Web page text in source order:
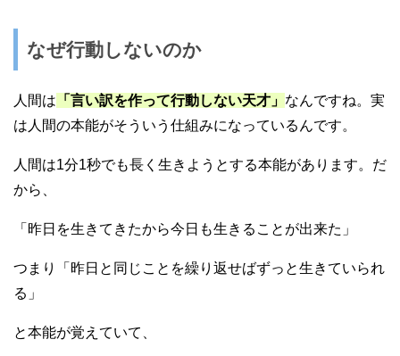
なぜ行動しないのか
人間は 「言い訳を作って行動しない天才」 なんですね。実
は人間の本能がそういう仕組みになっているんです。
人間は1分1秒でも長く生きようとする本能があります。だ
から、
「昨日を生きてきたから今日も生きることが出来た」
つまり「昨日と同じことを繰り返せばずっと生きていられ
る」
と本能が覚えていて、